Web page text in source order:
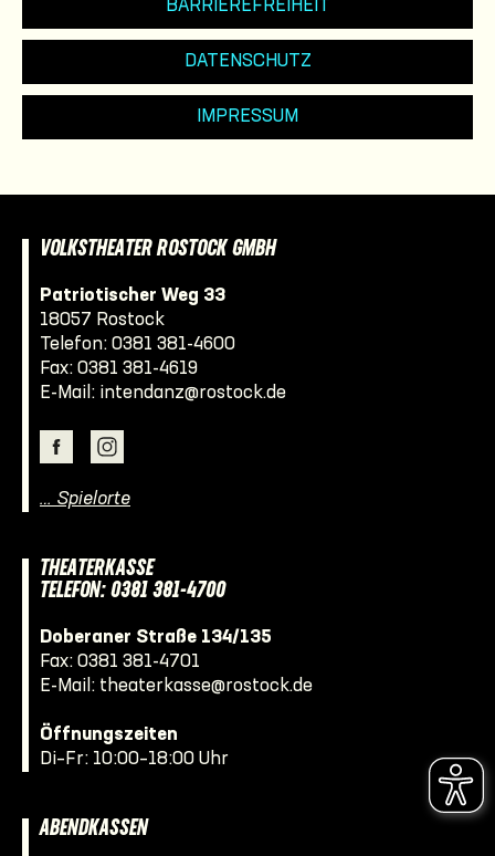
BARRIEREFREIHEIT
DATENSCHUTZ
IMPRESSUM
VOLKSTHEATER ROSTOCK GMBH
Patriotischer Weg 33
18057 Rostock
Telefon: 0381 381-4600
Fax: 0381 381-4619
E-Mail: intendanz@rostock.de
… Spielorte
THEATERKASSE
TELEFON: 0381 381-4700
Doberaner Straße 134/135
Fax: 0381 381-4701
E-Mail: theaterkasse@rostock.de
Öffnungszeiten
Di–Fr: 10:00–18:00 Uhr
ABENDKASSEN